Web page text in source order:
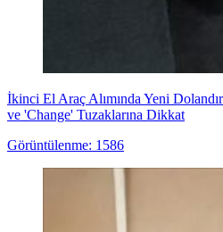
İkinci El Araç Alımında Yeni
ve 'Change' Tuzaklarına Dikkat
Görüntülenme: 1586